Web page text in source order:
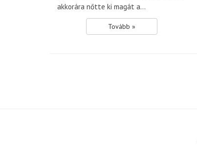
akkorára nőtte ki magát a...
Tovább »